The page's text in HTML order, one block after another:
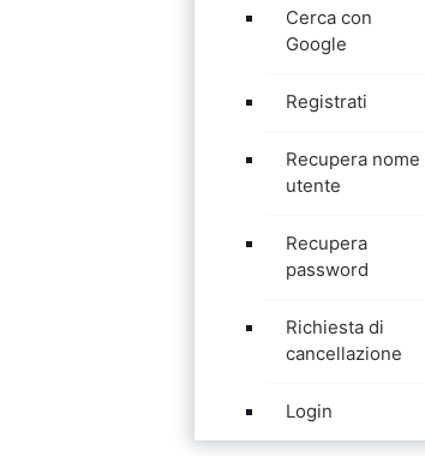
Cerca con
Google
Registrati
Recupera nome
utente
Recupera
password
Richiesta di
cancellazione
Login